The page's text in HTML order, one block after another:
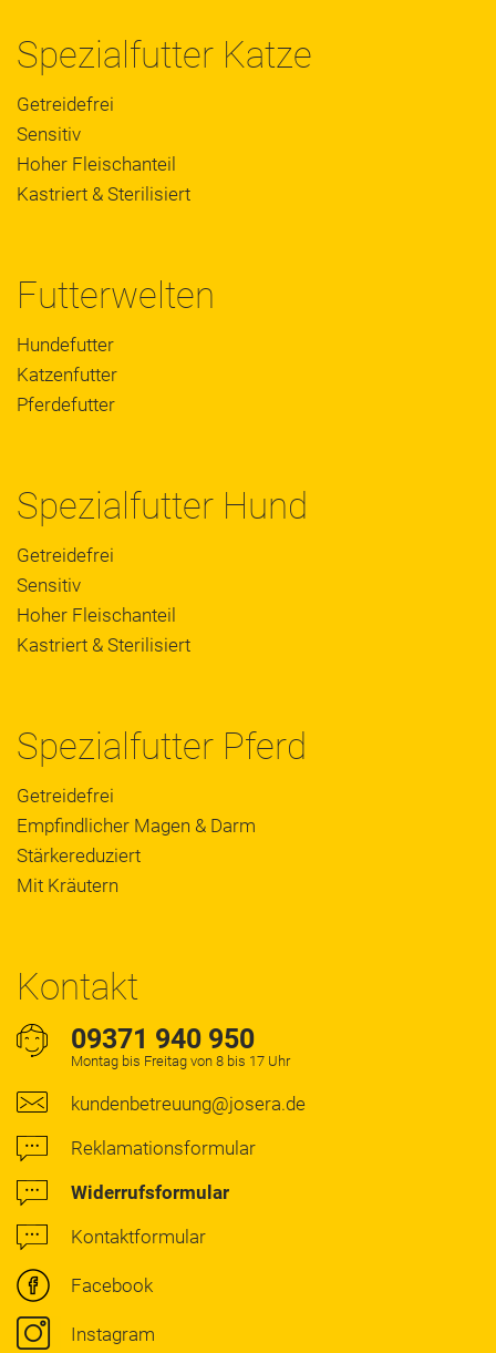
Spezialfutter Katze
Getreidefrei
Sensitiv
Hoher Fleischanteil
Kastriert & Sterilisiert
Futterwelten
Hundefutter
Katzenfutter
Pferdefutter
Spezialfutter Hund
Getreidefrei
Sensitiv
Hoher Fleischanteil
Kastriert & Sterilisiert
Spezialfutter Pferd
Getreidefrei
Empfindlicher Magen & Darm
Stärkereduziert
Mit Kräutern
Kontakt
09371 940 950
Montag bis Freitag von 8 bis 17 Uhr
kundenbetreuung@josera.de
Reklamationsformular
Widerrufsformular
Kontaktformular
Facebook
Instagram